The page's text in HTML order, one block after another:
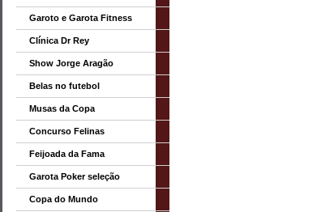
Garoto e Garota Fitness
Clínica Dr Rey
Show Jorge Aragão
Belas no futebol
Musas da Copa
Concurso Felinas
Feijoada da Fama
Garota Poker seleção
Copa do Mundo